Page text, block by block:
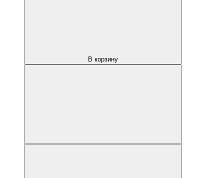
В корзину